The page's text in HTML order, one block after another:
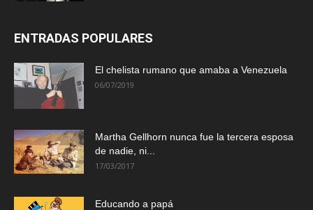
ENTRADAS POPULARES
El chelista rumano que amaba a Venezuela
06/07/2019
Martha Gellhorn nunca fue la tercera esposa
de nadie, ni...
17/03/2017
Educando a papá